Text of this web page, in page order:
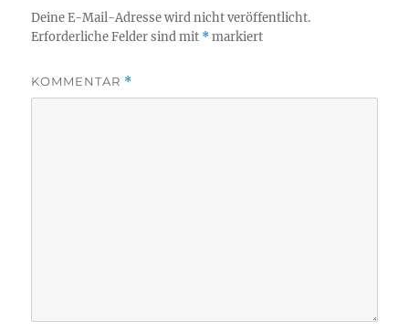
Deine E-Mail-Adresse wird nicht veröffentlicht.
Erforderliche Felder sind mit *markiert
KOMMENTAR *